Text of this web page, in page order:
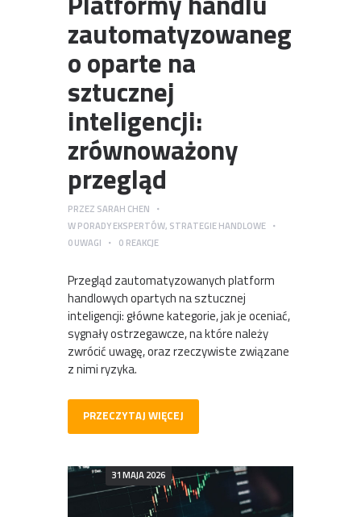
zautomatyzowaneg
o oparte na
sztucznej
inteligencji:
zrównoważony
przegląd
PRZEZ SARAH CHEN
WPORADY EKSPERTÓW, STRATEGIE HANDLOWE
0UWAGI 0 REAKCJE
Przegląd zautomatyzowanych platform
handlowych opartych na sztucznej
inteligencji: główne kategorie, jak je oceniać,
sygnały ostrzegawcze, na które należy
zwrócić uwagę, oraz rzeczywiste związane
z nimi ryzyka.
PRZECZYTAJ WIĘCEJ
31 MAJA 2026